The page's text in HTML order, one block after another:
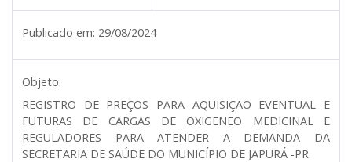
Publicado em: 29/08/2024
Objeto:
REGISTRO DE PREÇOS PARA AQUISIÇÃO EVENTUAL E
FUTURAS DE CARGAS DE OXIGENEO MEDICINAL E
REGULADORES PARA ATENDER A DEMANDA DA
SECRETARIA DE SAÚDE DO MUNICÍPIO DE JAPURÁ -PR